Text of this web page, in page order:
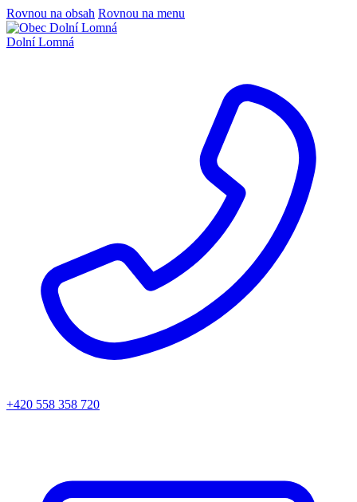
Rovnou na obsah Rovnou na menu
Dolní Lomná
+420 558 358 720